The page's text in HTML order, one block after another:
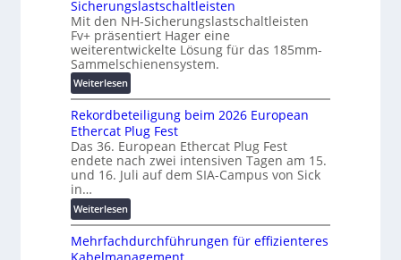
l
e
T
r
a
n
s
p
a
r
e
n
z
:
F
o
r
s
c
h
u
n
g
s
ö
r
d
e
l
t
a
-
X
2
0
2
7
w
i
r
d
z
u
m
Sicherungslastschaltleisten
Mit den NH-Sicherungslastschaltleisten
Fv+ präsentiert Hager eine
weiterentwickelte Lösung für das 185mm-
Sammelschienensystem.
Weiterlesen:
W
e
i
t
e
r
n
t
w
Rekordbeteiligung beim 2026 European
Ethercat Plug Fest
Das 36. European Ethercat Plug Fest
endete nach zwei intensiven Tagen am 15.
und 16. Juli auf dem SIA-Campus von Sick
in…
Weiterlesen:
R
e
k
Mehrfachdurchführungen für effizienteres
Kabelmanagement